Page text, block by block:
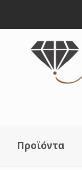
Προϊόντα